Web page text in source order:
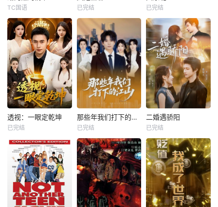
TC国语 已完结 已完结
透视：一眼定乾坤
已完结
那些年我们打下的江山
已完结
二婚遇骄阳
已完结